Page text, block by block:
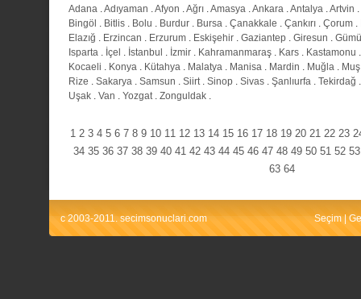
Adana .Adıyaman .Afyon .Ağrı .Amasya .Ankara .Antalya .Artvin .
Bingöl . Bitlis . Bolu . Burdur . Bursa . Çanakkale . Çankırı . Çorum .
Elazığ . Erzincan . Erzurum . Eskişehir . Gaziantep . Giresun .
Isparta . İçel . İstanbul . İzmir . Kahramanmaraş . Kars . Kastamonu
Kocaeli . Konya . Kütahya . Malatya . Manisa . Mardin . Muğla . Muş
Rize . Sakarya . Samsun . Siirt. Sinop . Sivas . Şanlıurfa . Tekirdağ
Uşak . Van . Yozgat. Zonguldak .
1 2 3 4 5 6 7 8 9 10 11 12 13 14 15 16 17 18 19 20 21 22 23
34 35 36 37 38 39 40 41 42 43 44 45 46 47 48 49 50 51 52 53
63 64
c 2003-2011. secimsonuclari.com Seçim |